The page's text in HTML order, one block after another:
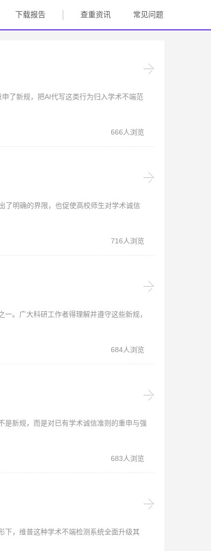
下载报告 查重资讯 常见问题
了新规，把AI代写这类行为归入学术不端范
666人浏览
了明确的界限，也促使高校师生对学术诚信
716人浏览
。广大科研工作者得理解并遵守这些新规，
684人浏览
是新规，而是对已有学术诚信准则的重申与强
683人浏览
下，维普这种学术不端检测系统全面升级其